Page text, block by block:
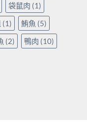
袋鼠肉 (1)
(1) 鮪魚 (5)
(2) 鴨肉 (10)